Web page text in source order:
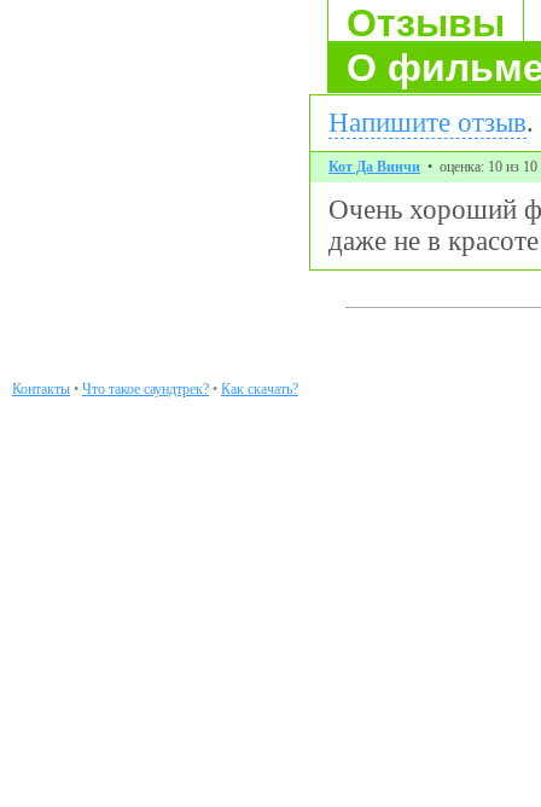
Отзывы
О
Напишите отзыв.
Кот Да Винчи • оценка: 10 из 10
Очень хороший
даже не в
Контакты • Что такое саундтрек? • Как скачать?